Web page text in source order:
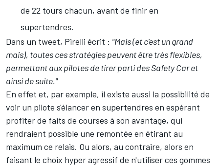
de 22 tours chacun, avant de finir en
supertendres.
Dans un tweet, Pirelli écrit : "Mais (et c'est un grand
mais), toutes ces stratégies peuvent être très flexibles,
permettant aux pilotes de tirer parti des Safety Car et
ainsi de suite."
En effet et, par exemple, il existe aussi la possibilité de
voir un pilote s'élancer en supertendres en espérant
profiter de faits de courses à son avantage, qui
rendraient possible une remontée en étirant au
maximum ce relais. Ou alors, au contraire, alors en
faisant le choix hyper agressif de n'utiliser ces gommes